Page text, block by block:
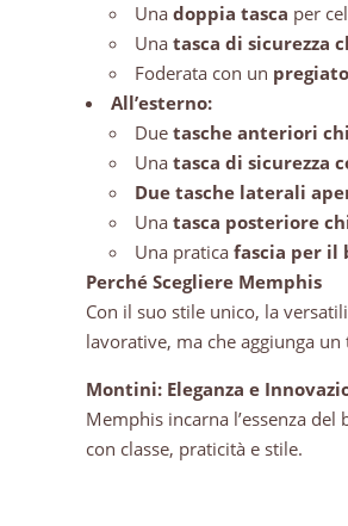
Una doppia tasca per
Una tasca di sicurezza
Foderata con un
All’esterno:
Due tasche anteriori
Una tasca di sicurezza
Due tasche laterali
Una tasca posteriore
Una pratica fascia per il
Perché Scegliere Memphis
Con il suo stile unico, la
lavorative, ma che aggiunga
Montini: Eleganza e
Memphis incarna l’essenza
con classe, praticità e stile.